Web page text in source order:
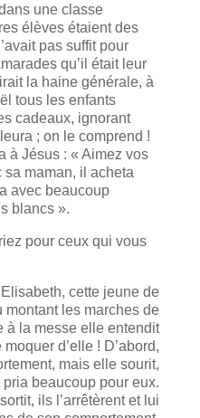
une classe
élèves étaient des
pas suffit pour
qu’il était leur
la haine générale, à
tous les enfants
cadeaux, ignorant
; on le comprend !
à Jésus : « Aimez vos
sa maman, il acheta
avec beaucoup
blancs ».
pour ceux qui vous
cette jeune de
montant les marches de
à la messe elle entendit
d’elle ! D’abord,
mais elle sourit,
beaucoup pour eux.
ils l’arrêtèrent et lui